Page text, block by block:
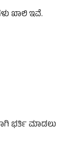
ಖಾಲಿ ಇವೆ.
ಭರ್ತಿ ಮಾಡಲು